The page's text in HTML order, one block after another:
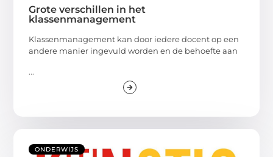
Grote verschillen in het
klassenmanagement
Klassenmanagement kan door iedere docent op een
andere manier ingevuld worden en de behoefte aan
...
ONDERWIJS